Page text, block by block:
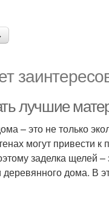
лучшие
– это не только
могут привести
заделка щелей
деревянного дома. В